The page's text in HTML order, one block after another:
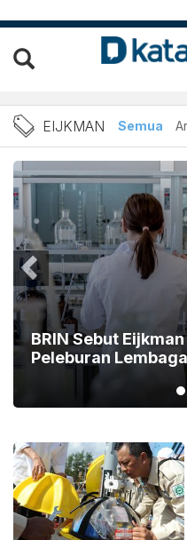
Berita
EIJKMAN Semua
BRIN Sebut
Peleburan Lembaga